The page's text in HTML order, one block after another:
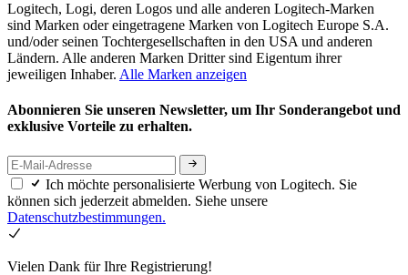
Logitech, Logi, deren Logos und alle anderen Logitech-Marken
sind Marken oder eingetragene Marken von Logitech Europe S.A.
und/oder seinen Tochtergesellschaften in den USA und anderen
Ländern. Alle anderen Marken Dritter sind Eigentum ihrer
jeweiligen Inhaber. Alle Marken anzeigen
Abonnieren Sie unseren Newsletter, um Ihr Sonderangebot und
exklusive Vorteile zu erhalten.
Ich möchte personalisierte Werbung von Logitech. Sie
können sich jederzeit abmelden. Siehe unsere
Datenschutzbestimmungen.
Vielen Dank für Ihre Registrierung!